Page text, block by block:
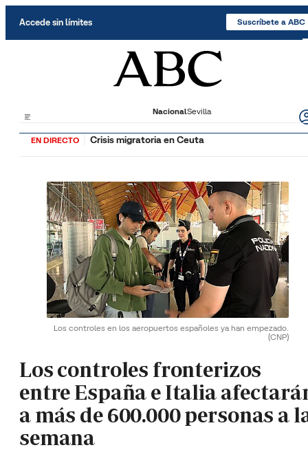
Accede sin límites Suscríbete a ABC
NacionalSevilla
EN DIRECTO Crisis migratoria en Ceuta
Los controles en los aeropuertos españoles ya han empezado.
(CNP)
Los controles fronterizos
entre España e Italia
a más de 600.000 personas a
semana